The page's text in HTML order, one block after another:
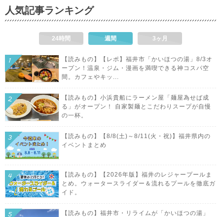
人気記事ランキング
24時間 週間 3ヶ月
【読みもの】【レポ】福井市「かいほつの湯」8/3オ
ープン！温泉・ジム・漫画を満喫できる神コスパ空
間。カフェやキッ...
【読みもの】小浜貴船にラーメン屋「麺屋為せば成
る」がオープン！ 自家製麺とこだわりスープが自慢
の一杯。
【読みもの】【8/8(土)～8/11(火・祝)】福井県内の
イベントまとめ
【読みもの】【2026年版】福井のレジャープールま
とめ。ウォータースライダー＆流れるプールを徹底ガ
イド。
【読みもの】福井市・リライムが「かいほつの湯」